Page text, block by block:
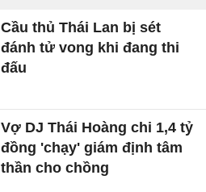
Cầu thủ Thái Lan bị sét
đánh tử vong khi đang thi
đấu
Vợ DJ Thái Hoàng chi 1,4 tỷ
đồng 'chạy' giám định tâm
thần cho chồng